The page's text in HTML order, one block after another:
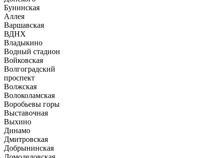
Бунинская
Аллея
Варшавская
ВДНХ
Владыкино
Водный стадион
Войковская
Волгоградский
проспект
Волжская
Волоколамская
Воробьевы горы
Выставочная
Выхино
Динамо
Дмитровская
Добрынинская